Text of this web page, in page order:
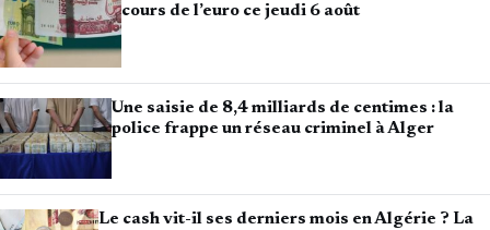
cours de l’euro ce jeudi 6 août
Une saisie de 8,4 milliards de centimes : la
police frappe un réseau criminel à Alger
Le cash vit-il ses derniers mois en Algérie ? La